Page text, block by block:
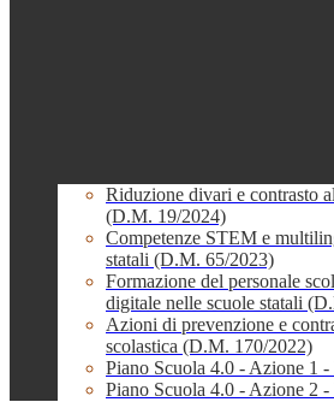
Riduzione divari e contrasto
(D.M. 19/2024)
Competenze STEM e
statali (D.M. 65/2023)
Formazione del personale
digitale nelle scuole statali
Azioni di prevenzione e
scolastica (D.M. 170/2022)
Piano Scuola 4.0 - Azione 1
Piano Scuola 4.0 - Azione 2